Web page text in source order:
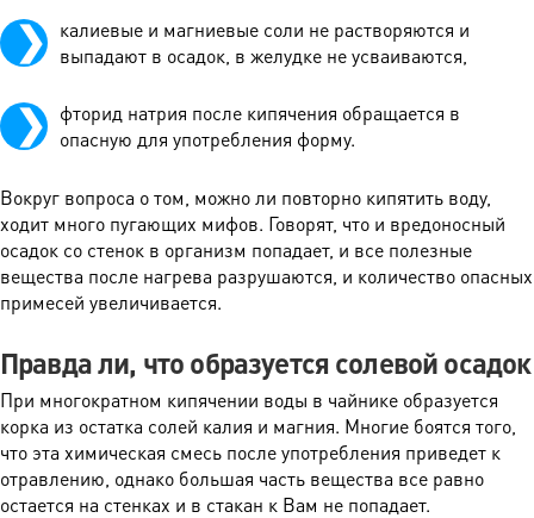
калиевые и магниевые соли не растворяются и
выпадают в осадок, в желудке не усваиваются,
фторид натрия после кипячения обращается в
опасную для употребления форму.
Вокруг вопроса о том, можно ли повторно кипятить воду,
ходит много пугающих мифов. Говорят, что и вредоносный
осадок со стенок в организм попадает, и все полезные
вещества после нагрева разрушаются, и количество опасных
примесей увеличивается.
Правда ли, что образуется солевой осадок
При многократном кипячении воды в чайнике образуется
корка из остатка солей калия и магния. Многие боятся того,
что эта химическая смесь после употребления приведет к
отравлению, однако большая часть вещества все равно
остается на стенках и в стакан к Вам не попадает.